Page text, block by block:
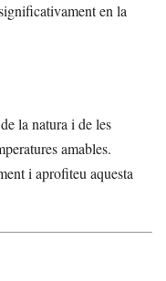
en la
la natura i de les
amables.
i aprofiteu aquesta